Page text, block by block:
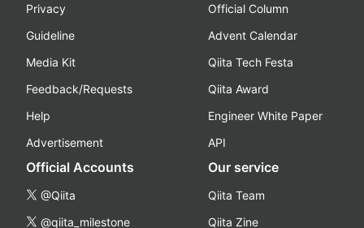
Privacy
Guideline
Media Kit
Feedback/Requests
Help
Advertisement
Official Column
Advent Calendar
Qiita Tech Festa
Qiita Award
Engineer White Paper
API
Official Accounts
@Qiita
@qiita_milestone
Our service
Qiita Team
Qiita Zine